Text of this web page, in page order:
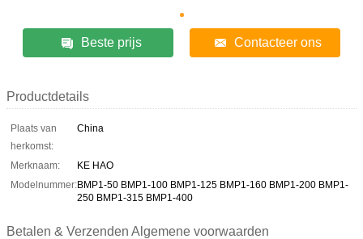
Beste prijs Contacteer ons
Productdetails
Plaats van
herkomst:
China
Merknaam:
KE HAO
Modelnummer:BMP1-50 BMP1-100 BMP1-125 BMP1-160 BMP1-200 BMP1-
250 BMP1-315 BMP1-400
Betalen & Verzenden Algemene voorwaarden